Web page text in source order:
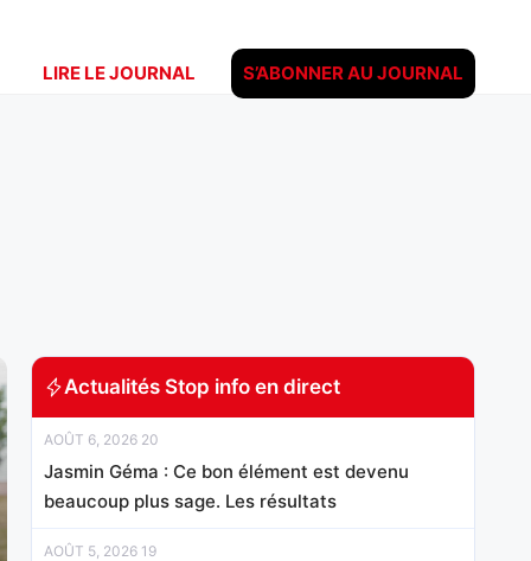
LIRE LE JOURNAL S’ABONNER AU JOURNAL
Actualités Stop info en direct
AOÛT 6, 2026 20
Jasmin Géma : Ce bon élément est devenu
beaucoup plus sage. Les résultats
AOÛT 5, 2026 19